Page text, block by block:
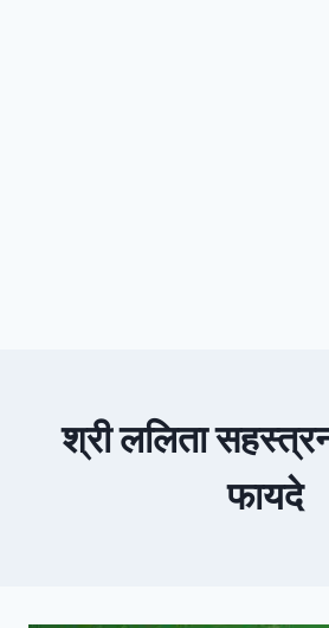
श्री ललिता
फायदे